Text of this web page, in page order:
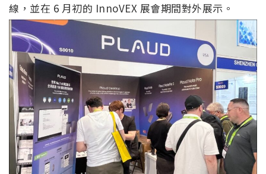
線，並在 6 月初的 InnoVEX 展會期間對外展示。